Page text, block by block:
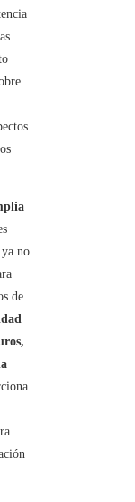
no
de